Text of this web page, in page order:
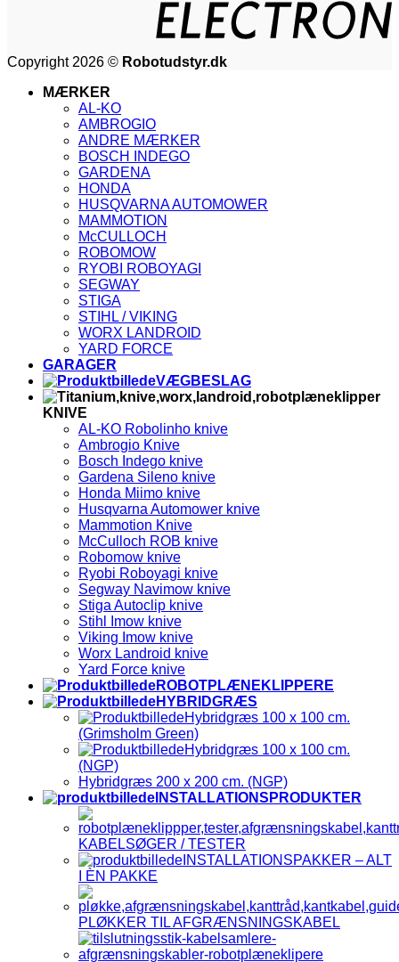
Copyright 2026 © Robotudstyr.dk
MÆRKER
AL-KO
AMBROGIO
ANDRE MÆRKER
BOSCH INDEGO
GARDENA
HONDA
HUSQVARNA AUTOMOWER
MAMMOTION
McCULLOCH
ROBOMOW
RYOBI ROBOYAGI
SEGWAY
STIGA
STIHL / VIKING
WORX LANDROID
YARD FORCE
GARAGER
VÆGBESLAG
KNIVE
AL-KO Robolinho knive
Ambrogio Knive
Bosch Indego knive
Gardena Sileno knive
Honda Miimo knive
Husqvarna Automower knive
Mammotion Knive
McCulloch ROB knive
Robomow knive
Ryobi Roboyagi knive
Segway Navimow knive
Stiga Autoclip knive
Stihl Imow knive
Viking Imow knive
Worx Landroid knive
Yard Force knive
ROBOTPLÆNEKLIPPERE
HYBRIDGRÆS
Hybridgræs 100 x 100 cm.
(Grimsholm Green)
Hybridgræs 100 x 100 cm.
(NGP)
Hybridgræs 200 x 200 cm. (NGP)
INSTALLATIONSPRODUKTER
KABELSØGER / TESTER
INSTALLATIONSPAKKER – ALT
I ÈN PAKKE
PLØKKER TIL AFGRÆNSNINGSKABEL